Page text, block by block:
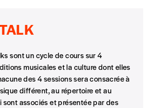
à tout moment, même après
numéros. Ce paiement
Il marque votre
nos activités.
sont un cycle de cours sur 4
musicales et la culture dont elles
des 4 sessions sera consacrée à
différent, au répertoire et au
sont associés et présentée par des